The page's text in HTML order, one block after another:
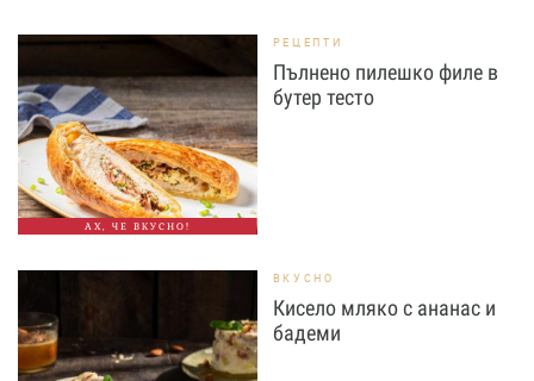
АХ, ЧЕ ВКУСНО!
РЕЦЕПТИ
Пълнено пилешко филе в
бутер тесто
ВКУСНО
Кисело мляко с ананас и
бадеми